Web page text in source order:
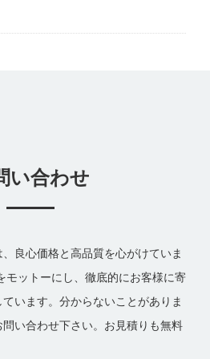
い合わせ
、良心価格と高品質を心がけていま
モットーにし、徹底的にお客様に寄
います。分からないことがありま
い合わせ下さい。お見積りも無料